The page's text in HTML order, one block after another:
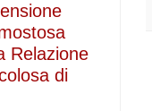
Relazione
di